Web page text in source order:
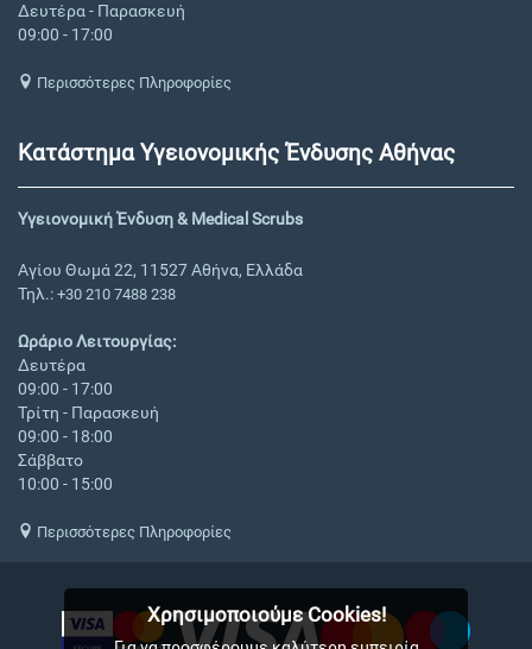
Δευτέρα - Παρασκευή
09:00 - 17:00
Περισσότερες Πληροφορίες
Κατάστημα Υγειονομικής Ένδυσης Αθήνας
Υγειονομική Ένδυση & Medical Scrubs
Αγίου Θωμά 22, 11527 Αθήνα, Ελλάδα
Τηλ.: +30 210 7488 238
Ωράριο Λειτουργίας:
Δευτέρα
09:00 - 17:00
Τρίτη - Παρασκευή
09:00 - 18:00
Σάββατο
10:00 - 15:00
Περισσότερες Πληροφορίες
Χρησιμοποιούμε Cookies!